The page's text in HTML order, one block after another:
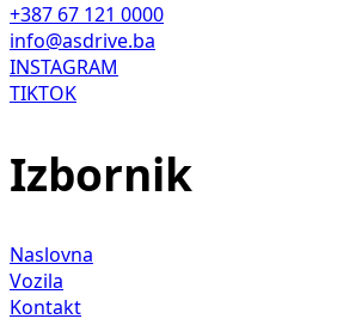
+387 67 121 0000
info@asdrive.ba
INSTAGRAM
TIKTOK
Izbornik
Naslovna
Vozila
Kontakt